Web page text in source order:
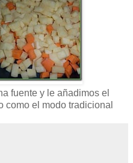
fuente y le añadimos el
como el modo tradicional